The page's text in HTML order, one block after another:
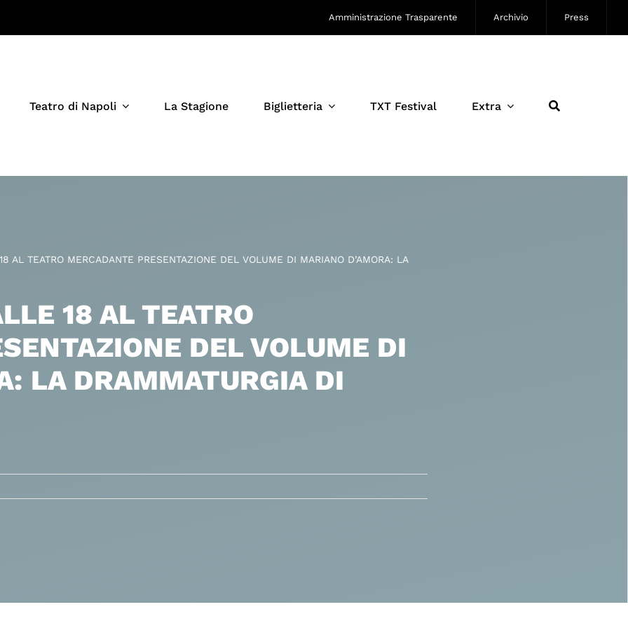
Amministrazione Trasparente Archivio Press
Teatro di Napoli La Stagione Biglietteria TXT Festival Extra
AL TEATRO MERCADANTE PRESENTAZIONE DEL VOLUME DI MARIANO D’AMORA: LA
18 AL TEATRO
DEL VOLUME DI
LA DRAMMATURGIA DI